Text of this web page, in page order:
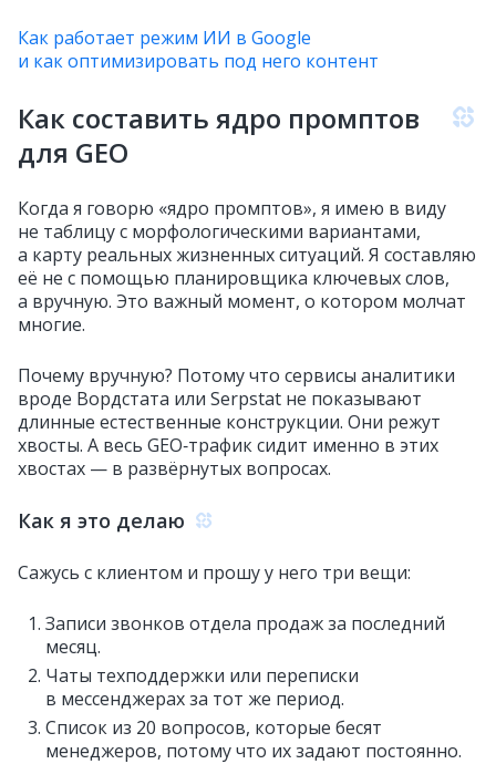
Как работает режим ИИ в Google
и как оптимизировать под него контент
Как составить ядро промптов
для GEO
Когда я говорю «ядро промптов», я имею в виду
не таблицу с морфологическими вариантами,
а карту реальных жизненных ситуаций. Я составляю
её не с помощью планировщика ключевых слов,
а вручную. Это важный момент, о котором молчат
многие.
Почему вручную? Потому что сервисы аналитики
вроде Вордстата или Serpstat не показывают
длинные естественные конструкции. Они режут
хвосты. А весь GEO‑трафик сидит именно в этих
хвостах — в развёрнутых вопросах.
Как я это делаю
Сажусь с клиентом и прошу у него три вещи:
Записи звонков отдела продаж за последний
месяц.
Чаты техподдержки или переписки
в мессенджерах за тот же период.
Список из 20 вопросов, которые бесят
менеджеров, потому что их задают постоянно.